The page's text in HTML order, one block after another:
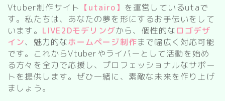
森
海
空
花
食べ物
Vtuber制作サイト 【utairo】 を運営しているutaで
す。私たちは、あなたの夢を形にするお手伝いをして
います。 LIVE2Dモデリングから、個性的なロゴデザ
イン、魅力的なホームページ制作まで幅広く対応可能
です。これからVtuberやライバーとして活動を始め
る方々を全力で応援し、プロフェッショナルなサポー
トを提供します。ぜひ一緒に、素敵な未来を作り上げ
ましょう。